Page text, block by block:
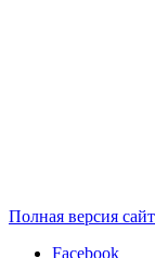
Полная версия
Facebook